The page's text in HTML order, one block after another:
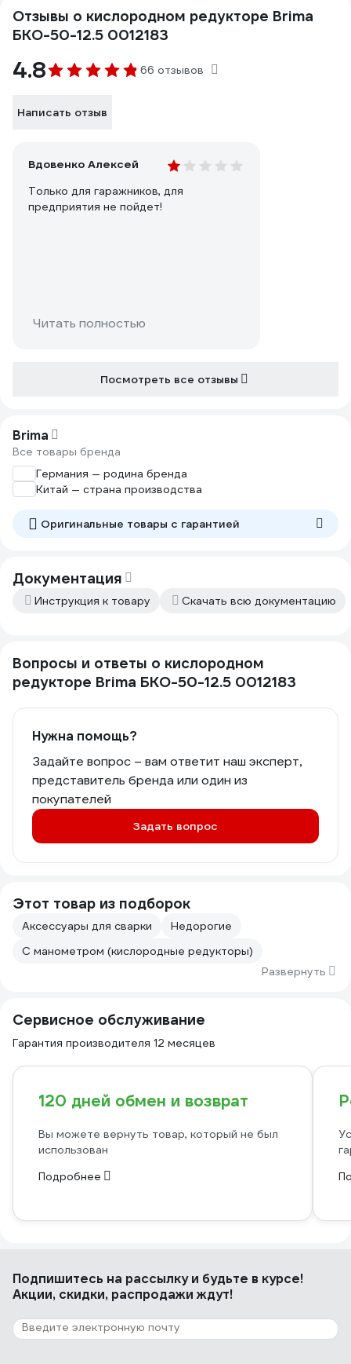
Отзывы о кислородном редукторе Brima
БКО-50-12.5 0012183
4.8 66 отзывов
Написать отзыв
Вдовенко Алексей
Только для гаражников, для
предприятия не пойдет!
Читать полностью
Посмотреть все отзывы
Brima
Все товары бренда
Германия — родина бренда
Китай — страна производства
Оригинальные товары c гарантией
Документация
Инструкция к товару Скачать всю документацию
Вопросы и ответы о кислородном
редукторе Brima БКО-50-12.5 0012183
Нужна помощь?
Задайте вопрос – вам ответит наш эксперт,
представитель бренда или один из
покупателей
Задать вопрос
Этот товар из подборок
Аксессуары для сварки
Недорогие
С манометром (кислородные редукторы)
Развернуть
Сервисное обслуживание
Гарантия производителя 12 месяцев
120 дней обмен и возврат
Вы можете вернуть товар, который не был
использован
Подробнее
Подпишитесь на рассылкуи будьте в курсе!
Акции, скидки, распродажи ждут!